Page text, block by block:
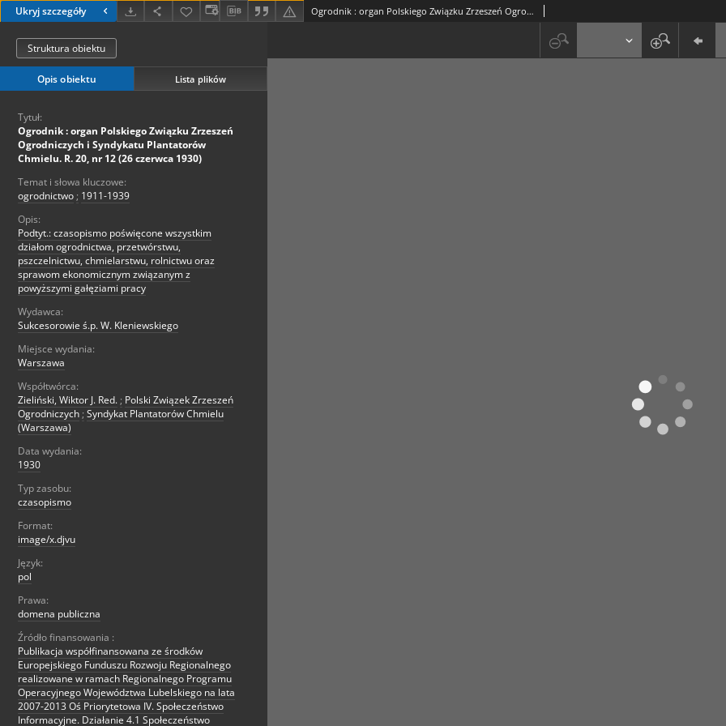
Ukryj szczegóły Ogrodnik : organ Polskiego Związku Zrzeszeń Ogrodniczych i Syndykatu Plantatorów Chmielu. R. 20, nr 12 (26 czerwca 1930)
Struktura obiektu
Opis obiektu Lista plików
Tytuł:
Ogrodnik : organ Polskiego Związku Zrzeszeń
Ogrodniczych i Syndykatu Plantatorów
Chmielu. R. 20, nr 12 (26 czerwca 1930)
Temat i słowa kluczowe:
ogrodnictwo ; 1911-1939
Opis:
Podtyt.: czasopismo poświęcone wszystkim
działom ogrodnictwa, przetwórstwu,
pszczelnictwu, chmielarstwu, rolnictwu oraz
sprawom ekonomicznym związanym z
powyższymi gałęziami pracy
Wydawca:
Sukcesorowie ś.p. W. Kleniewskiego
Miejsce wydania:
Warszawa
Współtwórca:
Zieliński, Wiktor J. Red. ; Polski Związek Zrzeszeń
Ogrodniczych ; Syndykat Plantatorów Chmielu
(Warszawa)
Data wydania:
1930
Typ zasobu:
czasopismo
Format:
image/x.djvu
Język:
pol
Prawa:
domena publiczna
Źródło finansowania :
Publikacja współfinansowana ze środków
Europejskiego Funduszu Rozwoju Regionalnego
realizowane w ramach Regionalnego Programu
Operacyjnego Województwa Lubelskiego na lata
2007-2013 Oś Priorytetowa IV. Społeczeństwo
Informacyjne. Działanie 4.1 Społeczeństwo